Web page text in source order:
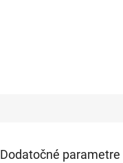
Dodatočné parametre